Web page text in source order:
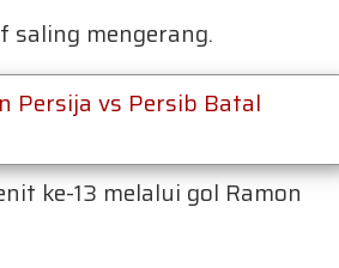
saling mengerang.
Persija vs Persib Batal
ke-13 melalui gol Ramon